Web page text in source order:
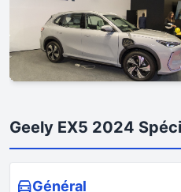
Geely EX5 2024
Général